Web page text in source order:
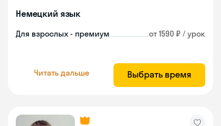
Немецкий язык
Для взрослых - премиум от 1590 ₽ / урок
Читать дальше Выбрать время